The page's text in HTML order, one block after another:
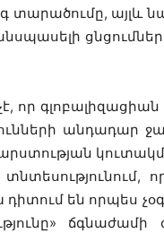
տարածումը,
որ
անդադար
են որպես
» ճգնաժամի